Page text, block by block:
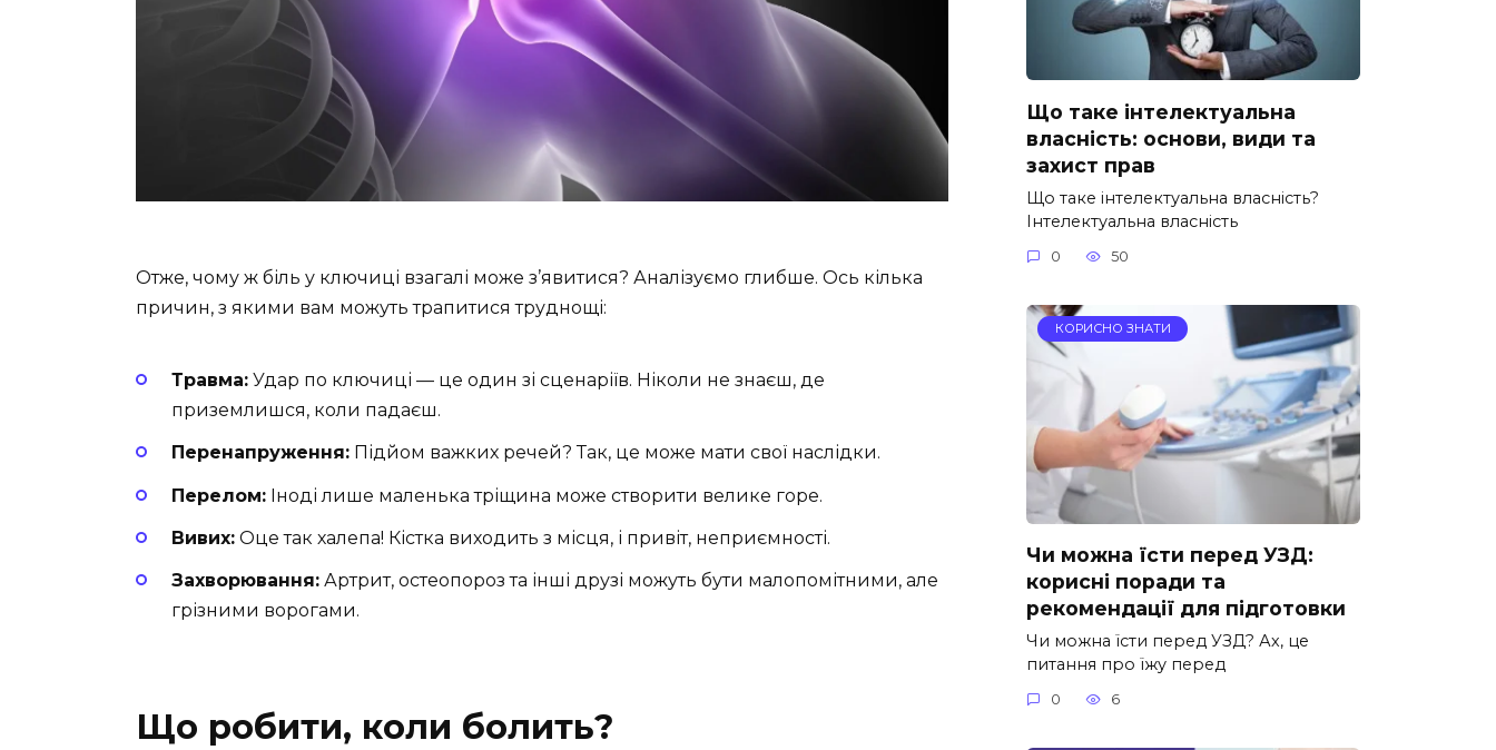
Отже, чому ж біль у ключиці взагалі може з’явитися? Аналізуємо глибше. Ось кілька
причин, з якими вам можуть трапитися труднощі:
Травма: Удар по ключиці — це один зі сценаріїв. Ніколи не знаєш, де
приземлишся, коли падаєш.
Перенапруження: Підйом важких речей? Так, це може мати свої наслідки.
Перелом: Іноді лише маленька тріщина може створити велике горе.
Вивих: Оце так халепа! Кістка виходить з місця, і привіт, неприємності.
Захворювання: Артрит, остеопороз та інші друзі можуть бути малопомітними, але
грізними ворогами.
Що робити, коли болить?
Що таке інтелектуальна
власність: основи, види та
захист прав
Що таке інтелектуальна власність?
Інтелектуальна власність
0 50
КОРИСНО ЗНАТИ
Чи можна їсти перед УЗД:
корисні поради та
рекомендації для підготовки
Чи можна їсти перед УЗД? Ах, це
питання про їжу перед
0 6